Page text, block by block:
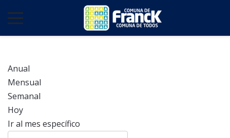
Anual
Mensual
Semanal
Hoy
Ir al mes específico